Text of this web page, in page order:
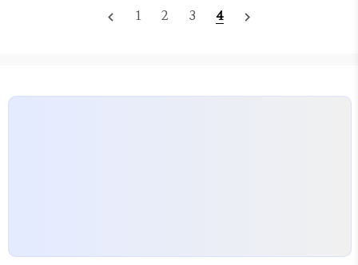
10에서 가장 간편하게 응용프로그램을 삭제하는 방법
으로 윈도우에서 기본적으로 지원하는 앱은 삭제가 ..
데이트로 고통(?)을 받고 계신 분들에게 업데이트 기
gpedit.msc 를 입력후 확인을 누르면 '로컬 그룹 정
navigate_before 1 2 3 4 navigate_next